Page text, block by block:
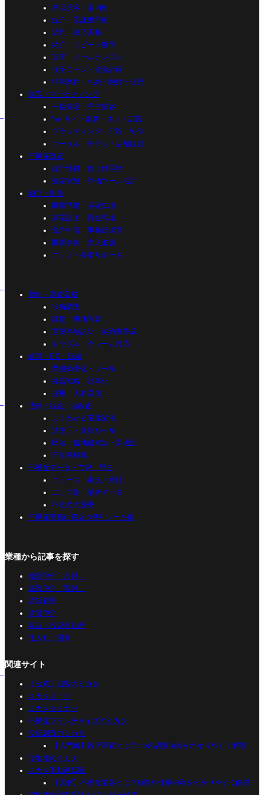
初回接客・案内術
媒介・受託獲得術
契約・決済実務
紹介・リピート獲得
追客・メールテンプレ
住宅ローン・資金計画
特殊案件（相続・離婚・任売）
集客・マーケティング
一括査定・売主集客
Webサイト集客・ネット広告
ブランディング・SNS・制作
ポータル・チラシ・店舗販促
不動産査定
媒介獲得・物上げ実務
査定実務・評価ツール活用
独立・開業
開業準備・基礎知識
事業計画・資金調達
免許申請・事務所運営
開業事例・参入形態
エリア・外部サポート
契約・調査実務
役所調査
建物・現地調査
重要事項説明・契約書作成
トラブル・クレーム対応
経営・DX・組織
業務効率化・ツール
経営戦略・効率化
採用・人材育成
法律・税金・法改正
よくわかる宅建業法
法改正・最新ルール
民法・借地借家法・周辺法
不動産税務
不動産データ・市況・歴史
ニュース・市況・統計
エリア別・業者データ
不動産の歴史
不動産実務に役立つ便利ツール集
業種から記事を探す
売買仲介（元付）
売買仲介（客付）
賃貸管理
賃貸仲介
収益・投資不動産
仕入れ・開発
関連サイト
【公式】追客のミカタ
ミカタストア
ミカタセミナー
不動産フランチャイズのミカタ
役所調査のミカタ
【入門編】役所調査とは？8つの調査項目をわかりやすく解説
借地権のミカタ
ミカタ不動産転職
【図解】不動産業界とは？種類や仕事内容をわかりやすく解説